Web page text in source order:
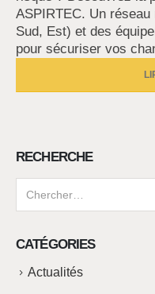
ASPIRTEC. Un
Sud, Est) et des
pour sécuriser vos
RECHERCHE
CATÉGORIES
Actualités